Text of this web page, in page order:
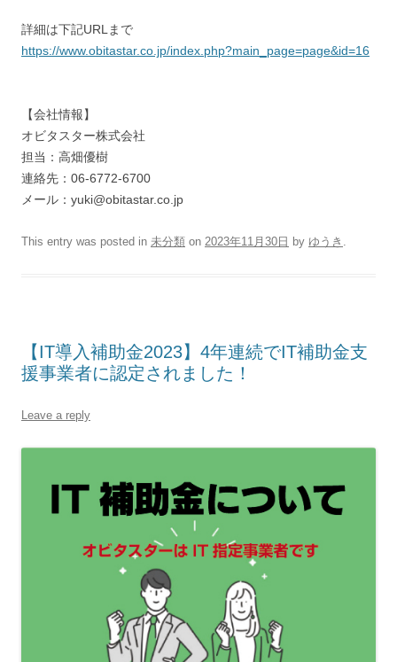
詳細は下記URLまで
https://www.obitastar.co.jp/index.php?main_page=page&id=16
【会社情報】
オビタスター株式会社
担当：高畑優樹
連絡先：06-6772-6700
メール：yuki@obitastar.co.jp
This entry was posted in 未分類 on 2023年11月30日 by ゆうき .
【IT導入補助金2023】4年連続でIT補助金支
援事業者に認定されました！
Leave a reply